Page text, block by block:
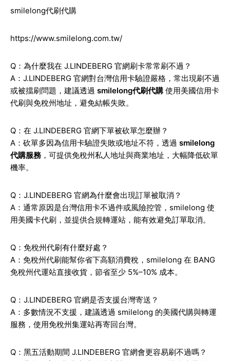
smilelong代刷代購
https://www.smilelong.com.tw/
Q：為什麼我在 J.LINDEBERG 官網刷卡常常刷不過？
A：J.LINDEBERG 官網對台灣信用卡驗證嚴格，常出現刷不過
或被擋刷問題，建議透過 smilelong代刷代購 使用美國信用卡
代刷與免稅州地址，避免結帳失敗。
Q：在 J.LINDEBERG 官網下單被砍單怎麼辦？
A：砍單多因為信用卡驗證失敗或地址不符，透過 smilelong
代購服務 ，可提供免稅州私人地址與商業地址，大幅降低砍單
機率。
Q：J.LINDEBERG 官網為什麼會出現訂單被取消？
A：通常原因是台灣信用卡不過件或風險控管，smilelong 使
用美國卡代刷，並提供合規轉運站，能有效避免訂單取消。
Q：免稅州代刷有什麼好處？
A：免稅州代刷能幫你省下高額消費稅，smilelong 在 BANG
免稅州代運站直接收貨，節省至少 5%–10% 成本。
Q：J.LINDEBERG 官網是否支援台灣寄送？
A：多數情況不支援，建議透過 smilelong 的美國代購與轉運
服務，使用免稅州集運站再寄回台灣。
Q：黑五活動期間 J.LINDEBERG 官網會更容易刷不過嗎？